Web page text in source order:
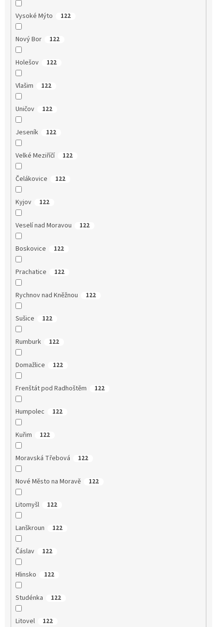
Vysoké Mýto 122
Nový Bor 122
Holešov 122
Vlašim 122
Uničov 122
Jeseník 122
Velké Meziříčí 122
Čelákovice 122
Kyjov 122
Veselí nad Moravou 122
Boskovice 122
Prachatice 122
Rychnov nad Kněžnou 122
Sušice 122
Rumburk 122
Domažlice 122
Frenštát pod Radhoštěm 122
Humpolec 122
Kuřim 122
Moravská Třebová 122
Nové Město na Moravě 122
Litomyšl 122
Lanškroun 122
Čáslav 122
Hlinsko 122
Studénka 122
Litovel 122